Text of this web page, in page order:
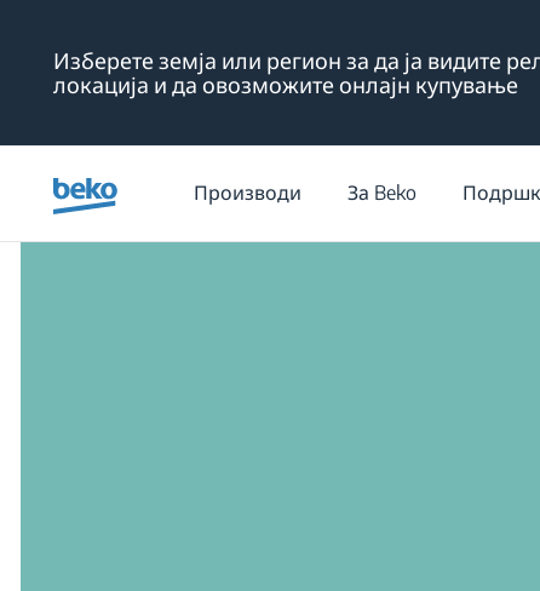
Изберете земја или регион за да ја видите
локација и да овозможите онлајн купување
Производи За Beko